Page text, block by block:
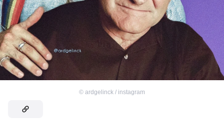
© ardgelinck / instagram